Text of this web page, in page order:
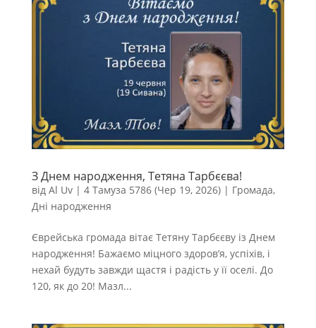
З Днем народження, Тетяна Тарбєєва!
від Al Uv| 4 Тамуза 5786 (Чер 19, 2026)| Громада,
Дні народження
Єврейська громада вітає Тетяну Тарбєєву із Днем
народження! Бажаємо міцного здоров’я, успіхів, і
нехай будуть завжди щастя і радість у її оселі. До
120, як до 20! Мазл...